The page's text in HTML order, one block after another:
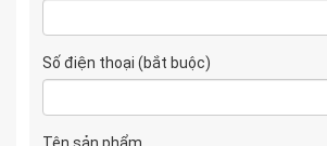
Số điện thoại (bắt buộc)